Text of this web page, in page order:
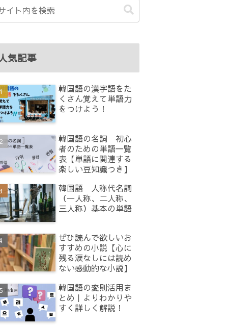
気記事
韓国語の漢字語をた
くさん覚えて単語力
をつけよう！
韓国語の名詞 初心
者のための単語一覧
表【単語に関連する
楽しい豆知識つき】
韓国語 人称代名詞
（一人称、二人称、
三人称）基本の単語
ぜひ読んで欲しいお
すすめの小説【心に
残る涙なしには読め
ない感動的な小説】
韓国語の変則活用ま
とめ｜よりわかりや
すく詳しく解説！